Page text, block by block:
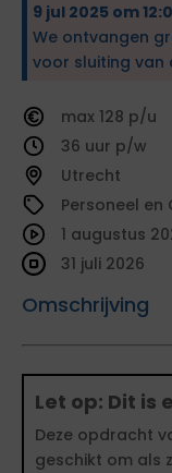
9 jul 2025 om
We ontvangen
voor sluiting van
128
36
Utrecht
Personeel en
Omschrijving
1 augustus
31 juli 2026
Let op: Dit
Deze opdracht
geschikt om als